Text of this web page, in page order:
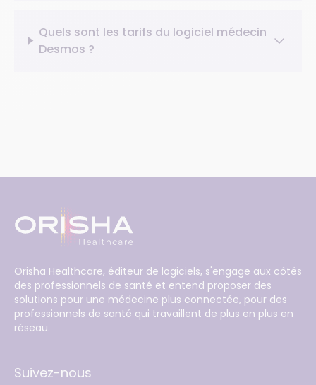
Quels sont les tarifs du logiciel médecin
Desmos ?
Orisha Healthcare, éditeur de logiciels, s'engage aux côtés
des professionnels de santé et entend proposer des
solutions pour une médecine plus connectée, pour des
professionnels de santé qui travaillent de plus en plus en
réseau.
Suivez-nous